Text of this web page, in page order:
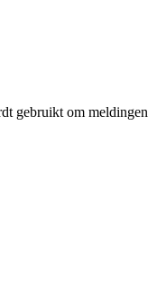
gebruikt om meldingen